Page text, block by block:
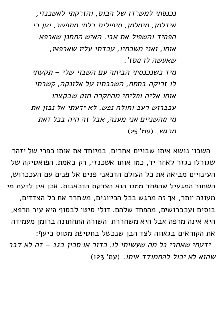
נכנסתי למשרדו של הבוס, והזרקתי לאשכנזי,
אידלמן, מימלמן, סיפיליס בלתי מתפשר, יען כי
הפחיד והשפיל את אבי. האיש התחנן שארפא
אותו, ואני משכתיו, עבדתי עליו שארפאו,
שאעשה לו מסז'.
מיד כשנכנסתי הביתה עם השבוי שלי – תקעתי
לו זריקה בתחת, השכבתיו על אלונקה, קשרתי
אותו אליה ותליתי מהתקרה חוט שבקצהו
עכברוש רעב וחולה נפש. לא ידעתי אל נכון את
מי מהשניים אני מענה, אבל זה היה בכל זאת
מרגש. (עמ' 25)
השבוי נושא איתו שבויים אחרים, במיוחד את אותו כפרי של יזהר
שגורלו נגזר לאחר יד, כמו אותו אשכנזי, רק באמת. הפואטיקה של
העינויים מביאה את כל העולם הדכאני פנים אל פנים עם העכברוש,
השחור המגעיל שהפחד ממנו הוא הצדקת הדכאנות. אכן אין לדעת מי
מעונה יותר, אך זה מרגש בכל הכיוונים, משחרר את כל הצדדים,
בוסים ועכברושים, מהפחד שלהם. דולי סיטי לבסוף היא עיר מרפא,
היא אינה מרפה אבל היא משחררת. השורה התחתונה ברומן מעמידה
את הקוראים בגאווה לצד הבן שנכשל בחטיפת מטוס ביעף:
ידעתי שאחרי כל מה שעשיתי לו, כדור או סכין בגב – זה לא דבר
שהוא לא יכול להתמודד איתו. (עמ' 123)